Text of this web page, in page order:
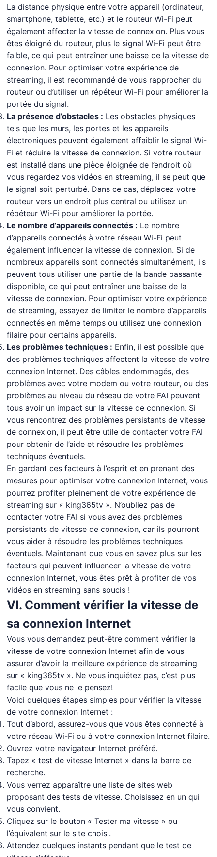
La distance physique entre votre appareil (ordinateur,
smartphone, tablette, etc.) et le routeur Wi-Fi peut
également affecter la vitesse de connexion. Plus vous
êtes éloigné du routeur, plus le signal Wi-Fi peut être
faible, ce qui peut entraîner une baisse de la vitesse de
connexion. Pour optimiser votre expérience de
streaming, il est recommandé de vous rapprocher du
routeur ou d’utiliser un répéteur Wi-Fi pour améliorer la
portée du signal.
La présence d’obstacles : Les obstacles physiques
tels que les murs, les portes et les appareils
électroniques peuvent également affaiblir le signal Wi-
Fi et réduire la vitesse de connexion. Si votre routeur
est installé dans une pièce éloignée de l’endroit où
vous regardez vos vidéos en streaming, il se peut que
le signal soit perturbé. Dans ce cas, déplacez votre
routeur vers un endroit plus central ou utilisez un
répéteur Wi-Fi pour améliorer la portée.
Le nombre d’appareils connectés : Le nombre
d’appareils connectés à votre réseau Wi-Fi peut
également influencer la vitesse de connexion. Si de
nombreux appareils sont connectés simultanément, ils
peuvent tous utiliser une partie de la bande passante
disponible, ce qui peut entraîner une baisse de la
vitesse de connexion. Pour optimiser votre expérience
de streaming, essayez de limiter le nombre d’appareils
connectés en même temps ou utilisez une connexion
filaire pour certains appareils.
Les problèmes techniques : Enfin, il est possible que
des problèmes techniques affectent la vitesse de votre
connexion Internet. Des câbles endommagés, des
problèmes avec votre modem ou votre routeur, ou des
problèmes au niveau du réseau de votre FAI peuvent
tous avoir un impact sur la vitesse de connexion. Si
vous rencontrez des problèmes persistants de vitesse
de connexion, il peut être utile de contacter votre FAI
pour obtenir de l’aide et résoudre les problèmes
techniques éventuels.
En gardant ces facteurs à l’esprit et en prenant des
mesures pour optimiser votre connexion Internet, vous
pourrez profiter pleinement de votre expérience de
streaming sur « king365tv ». N’oubliez pas de
contacter votre FAI si vous avez des problèmes
persistants de vitesse de connexion, car ils pourront
vous aider à résoudre les problèmes techniques
éventuels. Maintenant que vous en savez plus sur les
facteurs qui peuvent influencer la vitesse de votre
connexion Internet, vous êtes prêt à profiter de vos
vidéos en streaming sans soucis !
VI. Comment vérifier la vitesse de
sa connexion Internet
Vous vous demandez peut-être comment vérifier la
vitesse de votre connexion Internet afin de vous
assurer d’avoir la meilleure expérience de streaming
sur « king365tv ». Ne vous inquiétez pas, c’est plus
facile que vous ne le pensez!
Voici quelques étapes simples pour vérifier la vitesse
de votre connexion Internet :
Tout d’abord, assurez-vous que vous êtes connecté à
votre réseau Wi-Fi ou à votre connexion Internet filaire.
Ouvrez votre navigateur Internet préféré.
Tapez « test de vitesse Internet » dans la barre de
recherche.
Vous verrez apparaître une liste de sites web
proposant des tests de vitesse. Choisissez en un qui
vous convient.
Cliquez sur le bouton « Tester ma vitesse » ou
l’équivalent sur le site choisi.
Attendez quelques instants pendant que le test de